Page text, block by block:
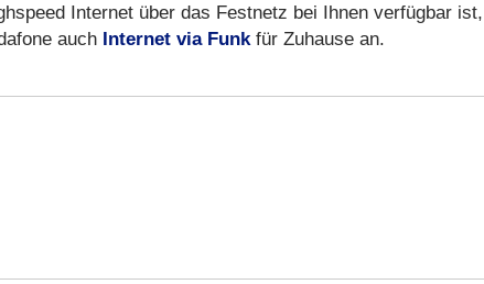
Internet über das Festnetz bei Ihnen verfügbar ist,
auch Internet via Funkfür Zuhause an.